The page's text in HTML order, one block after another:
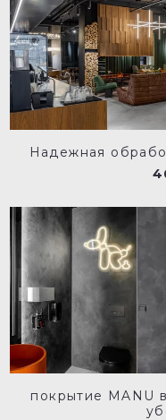
Надежная
покрытие MANU